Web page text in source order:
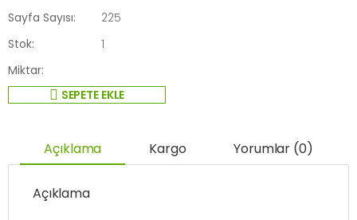
Sayfa Sayısı:
225
Stok:
1
Miktar:
SEPETE EKLE
Açıklama Kargo Yorumlar (0)
Açıklama